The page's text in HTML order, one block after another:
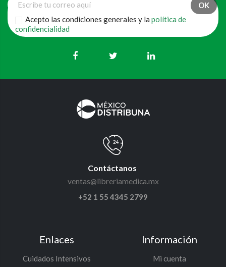
Acepto las condiciones generales y lapolítica de
confidencialidad
Contáctanos
ventas@libreriamedica.mx
+52 1 55 4345 2799
Enlaces
Cuidados Intensivos
Información
Mi cuenta